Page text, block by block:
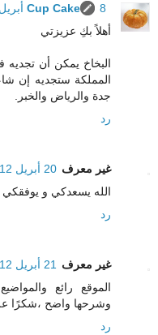
Cup Cake
8 أبريل 2012 في 8:14 م
أهلاً بكِ عزيزتي
البخاخ يمكن أن
المملكة ستجديه إن
جدة والرياض والخبر.
رد
غير معرف 20 أبريل 2012 في 6:43 م
الله يسعدكي و
رد
غير معرف
21 أبريل 2012 في 1:09 م
الموقع رائع
وشرحها واضح ،شكرًا
رد